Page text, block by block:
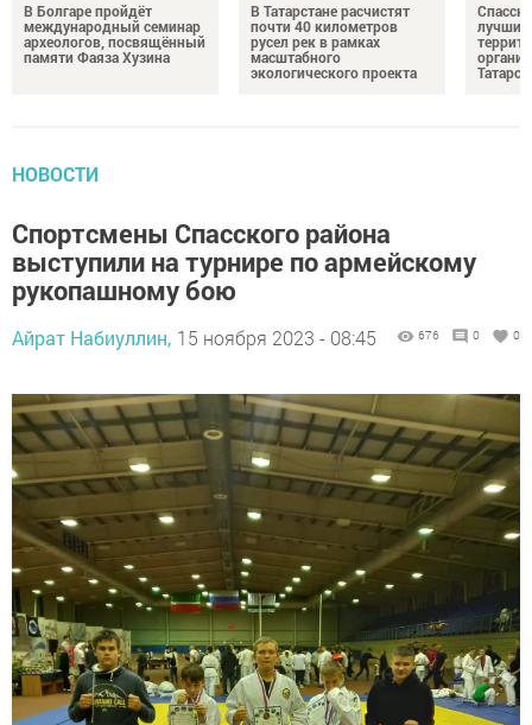
В Болгаре пройдёт
международный семинар
археологов, посвящённый
памяти Фаяза Хузина
В Татарстане расчистят
почти 40 километров
русел рек в рамках
масштабного
экологического проекта
лучшим
НОВОСТИ
Спортсмены Спасского района
выступили на турнире по армейскому
рукопашному бою
Айрат Набиуллин, 15 ноября 2023 - 08:45 676 0 0